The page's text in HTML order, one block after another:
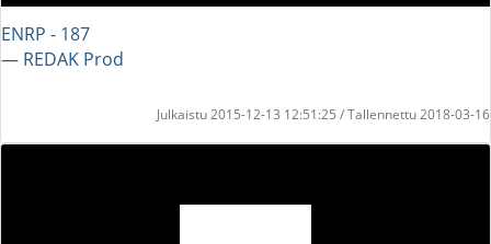
ENRP - 187
― REDAK Prod
Julkaistu 2015-12-13 12:51:25 / Tallennettu 2018-03-16